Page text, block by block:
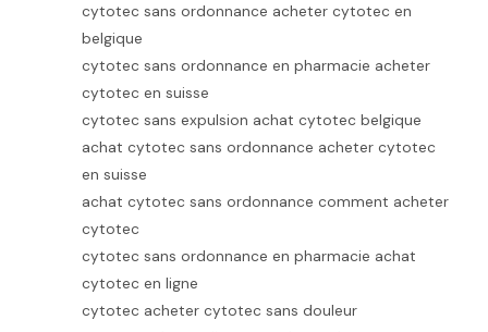
cytotec sans ordonnance acheter cytotec en
belgique
cytotec sans ordonnance en pharmacie acheter
cytotec en suisse
cytotec sans expulsion achat cytotec belgique
achat cytotec sans ordonnance acheter cytotec
en suisse
achat cytotec sans ordonnance comment acheter
cytotec
cytotec sans ordonnance en pharmacie achat
cytotec en ligne
cytotec acheter cytotec sans douleur